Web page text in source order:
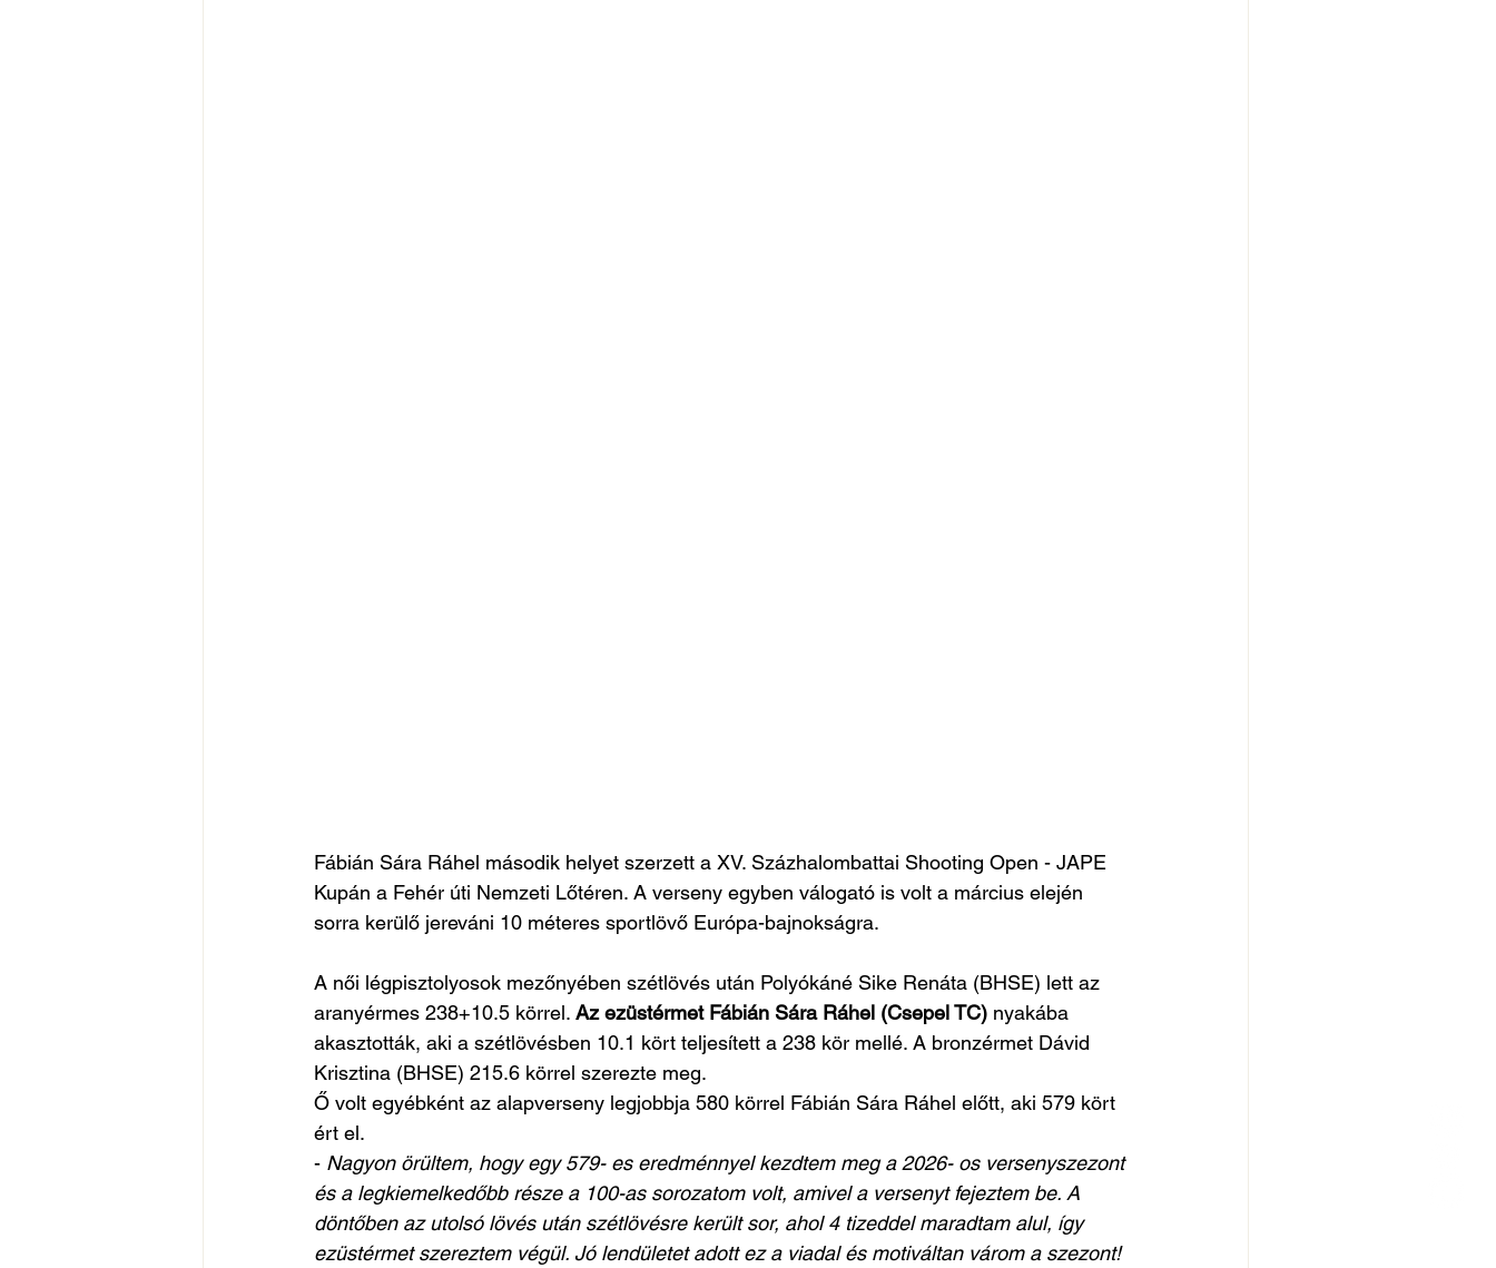
Fábián Sára Ráhel második helyet szerzett a XV. Százhalombattai Shooting Open - JAPE
Kupán a Fehér úti Nemzeti Lőtéren. A verseny egyben válogató is volt a március elején
sorra kerülő jereváni 10 méteres sportlövő Európa-bajnokságra.
A női légpisztolyosok mezőnyében szétlövés után Polyókáné Sike Renáta (BHSE) lett az
aranyérmes 238+10.5 körrel. Az ezüstérmet Fábián Sára Ráhel (Csepel TC) nyakába
akasztották, aki a szétlövésben 10.1 kört teljesített a 238 kör mellé. A bronzérmet Dávid
Krisztina (BHSE) 215.6 körrel szerezte meg.
Ő volt egyébként az alapverseny legjobbja 580 körrel Fábián Sára Ráhel előtt, aki 579 kört
ért el.
- Nagyon örültem, hogy egy 579- es eredménnyel kezdtem meg a 2026- os versenyszezont
és a legkiemelkedőbb része a 100-as sorozatom volt, amivel a versenyt fejeztem be. A
döntőben az utolsó lövés után szétlövésre került sor, ahol 4 tizeddel maradtam alul, így
ezüstérmet szereztem végül. Jó lendületet adott ez a viadal és motiváltan várom a szezont!